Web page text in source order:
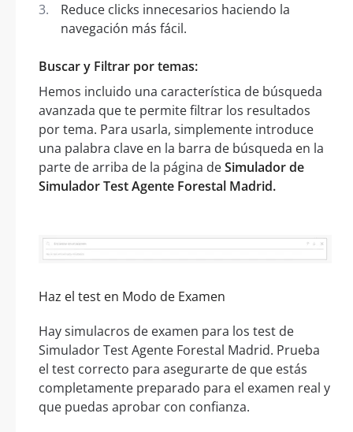
Reduce clicks innecesarios haciendo la
navegación más fácil.
Buscar y Filtrar por temas:
Hemos incluido una característica de búsqueda
avanzada que te permite filtrar los resultados
por tema. Para usarla, simplemente introduce
una palabra clave en la barra de búsqueda en la
parte de arriba de la página deSimulador de
Simulador Test Agente Forestal Madrid.
Haz el test en Modo de Examen
Hay simulacros de examen para los test de
Simulador Test Agente Forestal Madrid. Prueba
el test correcto para asegurarte de que estás
completamente preparado para el examen real y
que puedas aprobar con confianza.